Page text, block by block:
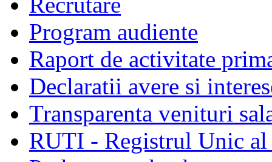
Program audiente
Raport de activitate
Declaratii avere si
Transparenta venituri
RUTI - Registrul Unic al